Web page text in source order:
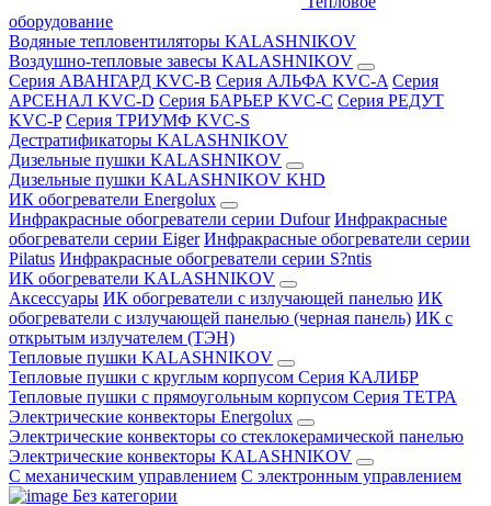
оборудование
Водяные тепловентиляторы KALASHNIKOV
Воздушно-тепловые завесы KALASHNIKOV
Серия АВАНГАРД KVC-B Серия АЛЬФА KVC-A Серия
АРСЕНАЛ KVC-D Серия БАРЬЕР KVC-C Серия РЕДУТ
KVC-P Серия ТРИУМФ KVC-S
Дестратификаторы KALASHNIKOV
Дизельные пушки KALASHNIKOV
Дизельные пушки KALASHNIKOV KHD
ИК обогреватели Energolux
Инфракрасные обогреватели серии Dufour Инфракрасные
обогреватели серии Eiger Инфракрасные обогреватели серии
Pilatus Инфракрасные обогреватели серии S?ntis
ИК обогреватели KALASHNIKOV
Аксессуары ИК обогреватели с излучающей панелью ИК
обогреватели с излучающей панелью (черная панель) ИК с
открытым излучателем (ТЭН)
Тепловые пушки KALASHNIKOV
Тепловые пушки с круглым корпусом Серия КАЛИБР
Тепловые пушки с прямоугольным корпусом Серия ТЕТРА
Электрические конвекторы Energolux
Электрические конвекторы со стеклокерамической панелью
Электрические конвекторы KALASHNIKOV
С механическим управлением С электронным управлением
Без категории